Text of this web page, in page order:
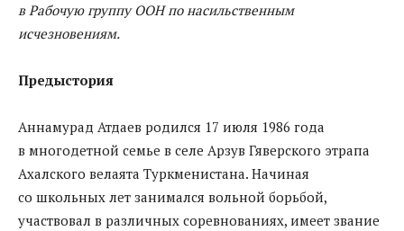
в Рабочую группу ООН по насильственным
исчезновениям.
Предыстория
Аннамурад Атдаев родился 17 июля 1986 года
в многодетной семье в селе Арзув Гяверского этрапа
Ахалского велаята Туркменистана. Начиная
со школьных лет занимался вольной борьбой,
участвовал в различных соревнованиях, имеет звание